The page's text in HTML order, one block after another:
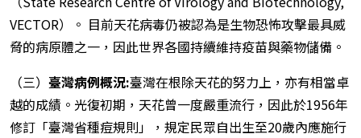
VECTOR）。 目前天花病毒仍被認為是生物恐怖攻擊最具威
脅的病原體之一，因此世界各國持續維持疫苗與藥物儲備。
（三） 臺灣病例概況:臺灣在根除天花的努力上，亦有相當卓
越的成績。光復初期，天花曾一度嚴重流行，因此於1956年
修訂「臺灣省種痘規則」，規定民眾自出生至20歲內應施行